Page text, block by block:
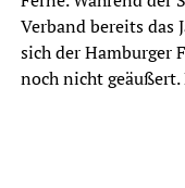
Verband bereits das
sich der Hamburger
noch nicht